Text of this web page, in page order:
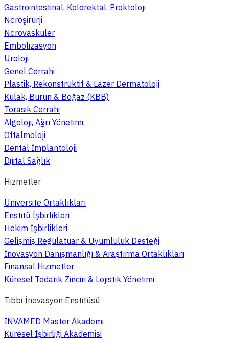
Gastrointestinal, Kolorektal, Proktoloji
Nöroşirurji
Nörovasküler
Embolizasyon
Üroloji
Genel Cerrahi
Plastik, Rekonstrüktif & Lazer Dermatoloji
Kulak, Burun & Boğaz (KBB)
Torasik Cerrahi
Algoloji, Ağrı Yönetimi
Oftalmoloji
Dental İmplantoloji
Dijital Sağlık
Hizmetler
Üniversite Ortaklıkları
Enstitü İşbirlikleri
Hekim İşbirlikleri
Gelişmiş Regülatuar & Uyumluluk Desteği
İnovasyon Danışmanlığı & Araştırma Ortaklıkları
Finansal Hizmetler
Küresel Tedarik Zinciri & Lojistik Yönetimi
Tıbbi İnovasyon Enstitüsü
INVAMED Master Akademi
Küresel İşbirliği Akademisi